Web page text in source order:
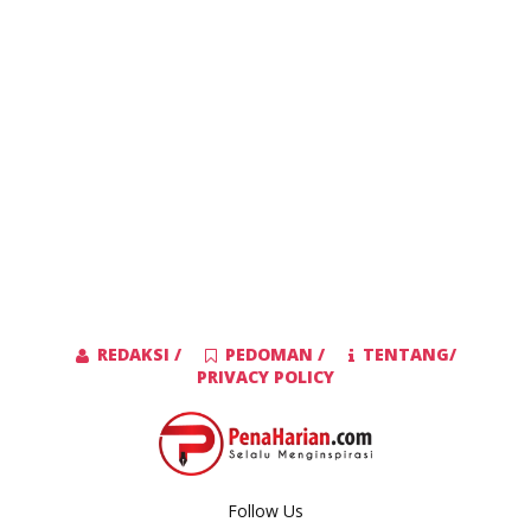
REDAKSI / PEDOMAN /
TENTANG/
PRIVACY POLICY
Follow Us